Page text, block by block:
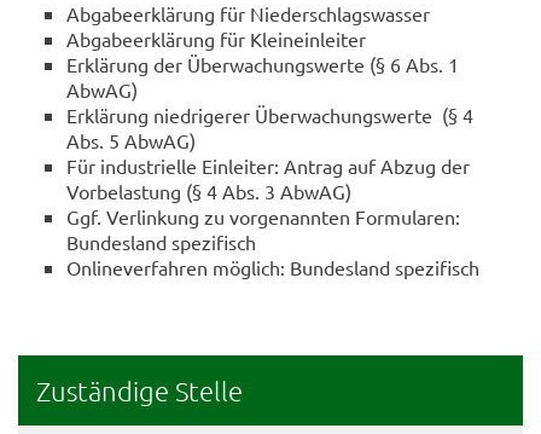
Abgabeerklärung für Niederschlagswasser
Abgabeerklärung für Kleineinleiter
Erklärung der Überwachungswerte (§ 6 Abs. 1
AbwAG)
Erklärung niedrigerer Überwachungswerte (§ 4
Abs. 5 AbwAG)
Für industrielle Einleiter: Antrag auf Abzug der
Vorbelastung (§ 4 Abs. 3 AbwAG)
Ggf. Verlinkung zu vorgenannten Formularen:
Bundesland spezifisch
Onlineverfahren möglich: Bundesland spezifisch
Zuständige Stelle